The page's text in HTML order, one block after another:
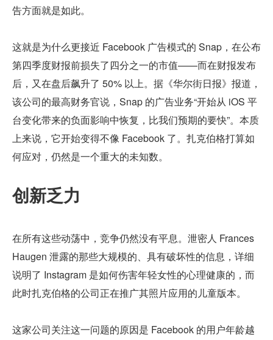
告方面就是如此。
这就是为什么更接近 Facebook 广告模式的 Snap，在公布
第四季度财报前损失了四分之一的市值——而在财报发布
后，又在盘后飙升了 50% 以上。据《华尔街日报》报道，
该公司的最高财务官说，Snap 的广告业务“开始从 iOS 平
台变化带来的负面影响中恢复，比我们预期的要快”。本质
上来说，它开始变得不像 Facebook 了。扎克伯格打算如
何应对，仍然是一个重大的未知数。
创新乏力
在所有这些动荡中，竞争仍然没有平息。泄密人 Frances
Haugen 泄露的那些大规模的、具有破坏性的信息，详细
说明了 Instagram 是如何伤害年轻女性的心理健康的，而
此时扎克伯格的公司正在推广其照片应用的儿童版本。
这家公司关注这一问题的原因是 Facebook 的用户年龄越